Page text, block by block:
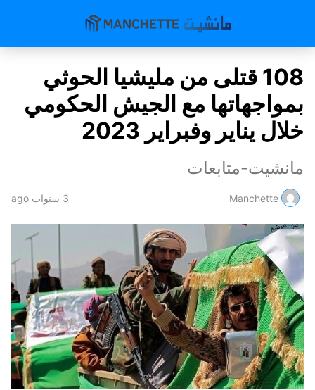
108 قتلى من مليشيا الحوثي
بمواجهاتها مع الجيش الحكومي
خلال يناير وفبراير 2023
مانشيت-متابعات
Manchette 3 سنوات ago